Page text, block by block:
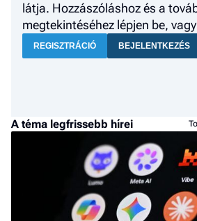
látja. Hozzászóláshoz és a
megtekintéséhez lépjen be,
REGISZTRÁCIÓ BEJELENTKEZÉS
A téma legfrissebb hírei